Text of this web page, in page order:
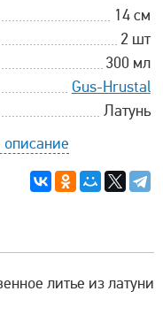
14 см
2 шт
300 мл
Gus-Hrustal
Латунь
описание
литье из латуни